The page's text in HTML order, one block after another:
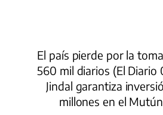
El país pierde por la
560 mil diarios (El Diario
Jindal garantiza
millones en el